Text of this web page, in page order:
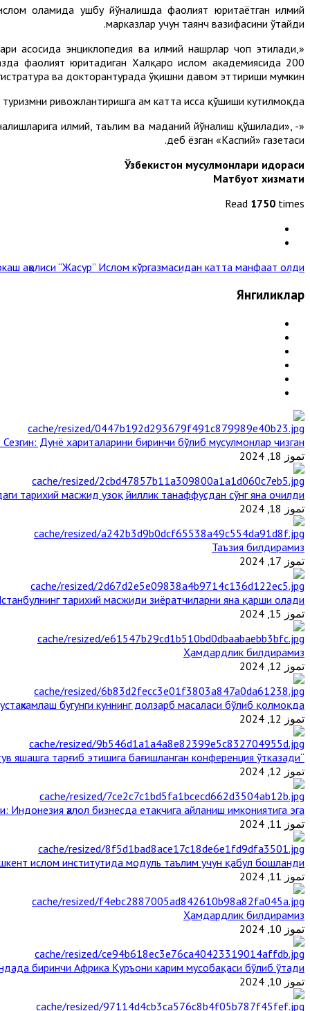
оламида ушбу йўналишда фаолият юритаётган илмий
марказлар учун таянч вазифасини ўтайди.
асосида энциклопедия ва илмий нашрлар чоп этилади,
фаолият юритадиган Халқаро ислом академиясида 200
ва докторантурада ўқишни давом эттириши мумкин».
ривожлантиришга ҳам катта ҳисса қўшиши кутилмоқда.
илмий, таълим ва маданий йўналиш қўшилади», -
деб ёзган «Каспий» газетаси.
Ўзбекистон мусулмонлари идораси
Матбуот хизмати
Read 1750 times
аҳолиси “Жасур” Ислом кўргазмасидан катта манфаат олди »
Янгиликлар
Дунё хариталарини биринчи бўлиб мусулмонлар чизган
تموز 18, 2024
тарихий масжид узоқ йиллик танаффусдан сўнг яна очилди
تموز 18, 2024
Таъзия билдирамиз
تموز 17, 2024
тарихий масжиди зиёратчиларни яна қарши олади
تموز 15, 2024
Ҳамдардлик билдирамиз
تموز 12, 2024
бугунги куннинг долзарб масаласи бўлиб қолмоқда
تموز 12, 2024
“Ал-Азҳар” Таиландда динларнинг тинч-тотув яшашга тарғиб этишига бағишланган конференция ўтказади
تموز 12, 2024
Индонезия ҳалол бизнесда етакчига айланиш имкониятига эга
تموز 11, 2024
ислом институтида модуль таълим учун қабул бошланди
تموز 11, 2024
Ҳамдардлик билдирамиз
تموز 10, 2024
биринчи Aфрика Қуръони карим мусобақаси бўлиб ўтади
تموز 10, 2024